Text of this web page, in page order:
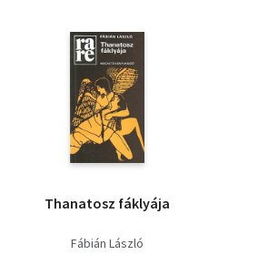
Thanatosz fáklyája
Fábián László